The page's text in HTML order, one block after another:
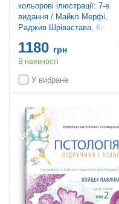
кольорові ілюстрації: 7-е
видання / Майкл Мерфі,
Раджив Шрівастава, Кевін
1180 грн
В наявності
У вибране
Топ продажів